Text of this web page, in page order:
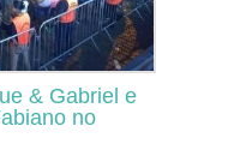
& Gabriel e
no